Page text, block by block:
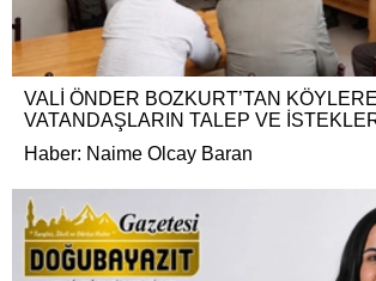
VALİ ÖNDER BOZKURT’TAN
VATANDAŞLARIN TALEP VE
Haber: Naime Olcay Baran